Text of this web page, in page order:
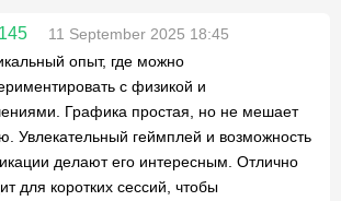
11 September 2025 18:45
опыт, где можно
с физикой и
Графика простая, но не мешает
Увлекательный геймплей и возможность
делают его интересным. Отлично
для коротких сессий, чтобы